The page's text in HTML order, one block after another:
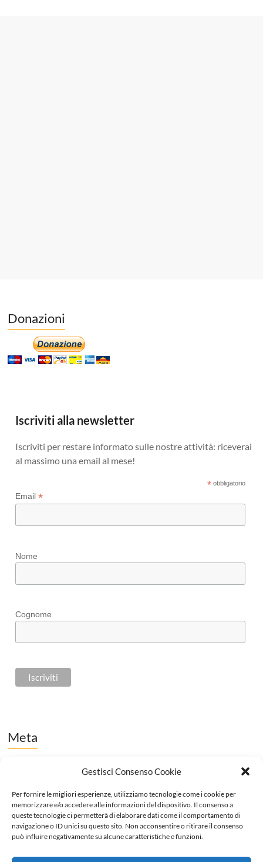
Gestisci Consenso Cookie
Per fornire le migliori esperienze, utilizziamo tecnologie come i cookie per
memorizzare e/o accedere alle informazioni del dispositivo. Il consenso a
queste tecnologie ci permetterà di elaborare dati come il comportamento di
navigazione o ID unici su questo sito. Non acconsentire o ritirare il consenso
può influire negativamente su alcune caratteristiche e funzioni.
Donazioni
Iscriviti alla newsletter
Iscriviti per restare informato sulle nostre attività: riceverai
al massimo una email al mese!
* obbligatorio
Email*
Nome
Cognome
Meta
Feed dei commenti
WordPress.org